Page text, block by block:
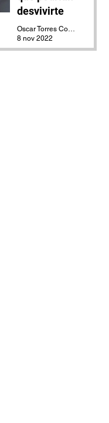
desvivirte
8 nov 2022